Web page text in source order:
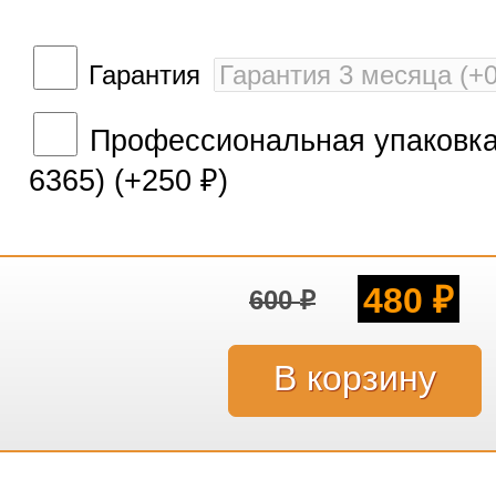
Гарантия
Профессиональная
6365) (+250 ₽)
600₽ 480 ₽